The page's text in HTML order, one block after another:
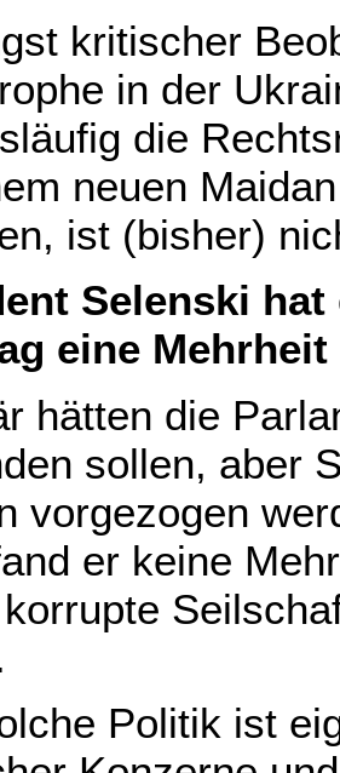
kritischer
in der
die
neuen
ist (bisher)
Selenski
eine
hätten die
sollen, aber
vorgezogen
er keine
Politik ist